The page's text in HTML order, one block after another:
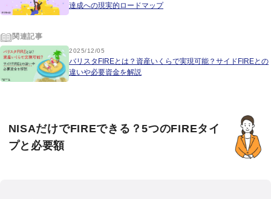
達成への現実的ロードマップ
関連記事
2025/12/05
バリスタFIREとは？資産いくらで実現可能？サイドFIREとの
違いや必要資金を解説
NISAだけでFIREできる？5つのFIREタイ
プと必要額